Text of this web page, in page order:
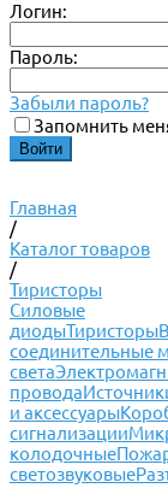
Логин:
Пароль:
Забыли пароль?
Запомнить
Главная
/
Каталог товаров
/
Тиристоры
Силовые
диодыТиристоры
соединительные
света
провода
и аксессуары
сигнализации
колодочные
светозвуковые